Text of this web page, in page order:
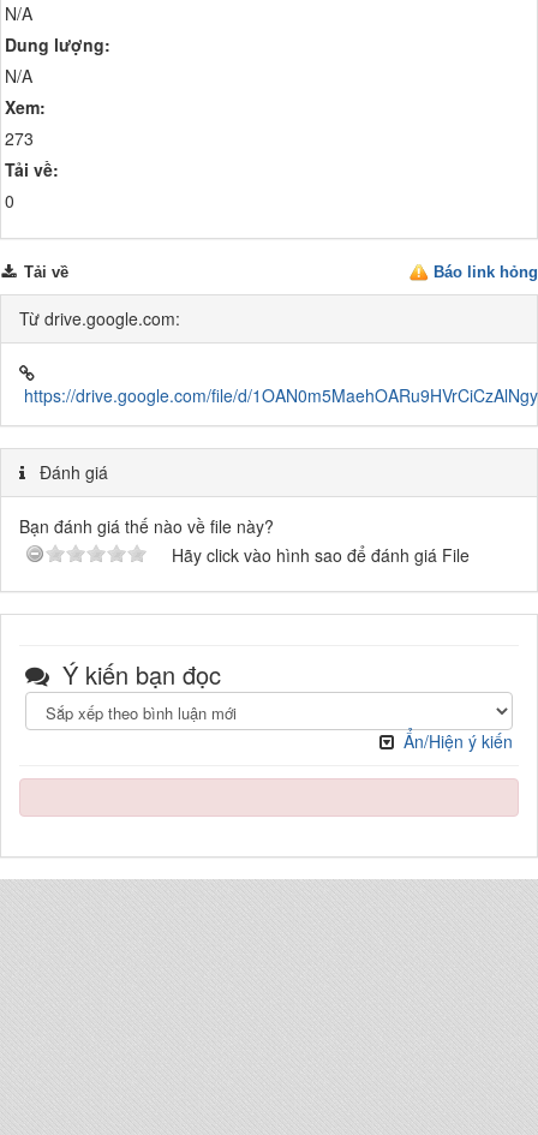
N/A
Dung lượng:
N/A
Xem:
273
Tải về:
0
Báo link hỏng
Tải về
Từ drive.google.com:
https://drive.google.com/file/d/
Đánh giá
Bạn đánh giá thế nào về file này?
Hãy click vào hình sao để đánh giá File
Ý kiến bạn đọc
Ẩn/Hiện ý kiến